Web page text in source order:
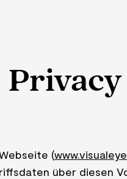
(
über diesen